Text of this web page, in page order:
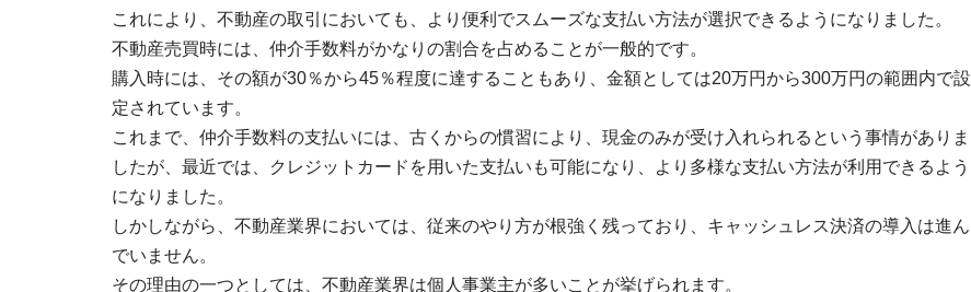
これにより、不動産の取引においても、より便利でスムーズな支払い方法が選択できるようになりました。
不動産売買時には、仲介手数料がかなりの割合を占めることが一般的です。
購入時には、その額が30％から45％程度に達することもあり、金額としては20万円から300万円の範囲内で設
定されています。
これまで、仲介手数料の支払いには、古くからの慣習により、現金のみが受け入れられるという事情がありま
したが、最近では、クレジットカードを用いた支払いも可能になり、より多様な支払い方法が利用できるよう
になりました。
しかしながら、不動産業界においては、従来のやり方が根強く残っており、キャッシュレス決済の導入は進ん
でいません。
その理由の一つとしては、不動産業界は個人事業主が多いことが挙げられます。